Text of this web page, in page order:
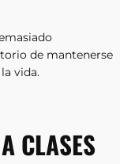
de mantenerse
vida.
CLASES